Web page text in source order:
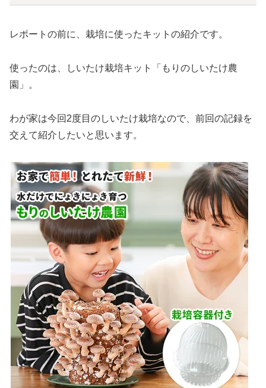
レポートの前に、栽培に使ったキットの紹介です。
使ったのは、しいたけ栽培キット「もりのしいたけ農
園」。
わが家は今回2度目のしいたけ栽培なので、前回の記録を
交えて紹介したいと思います。